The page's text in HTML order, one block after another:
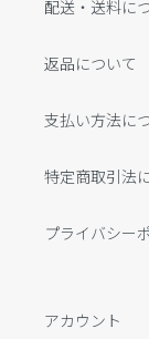
配送・送料に
返品について
支払い方法に
特定商取引法
プライバシー
アカウント